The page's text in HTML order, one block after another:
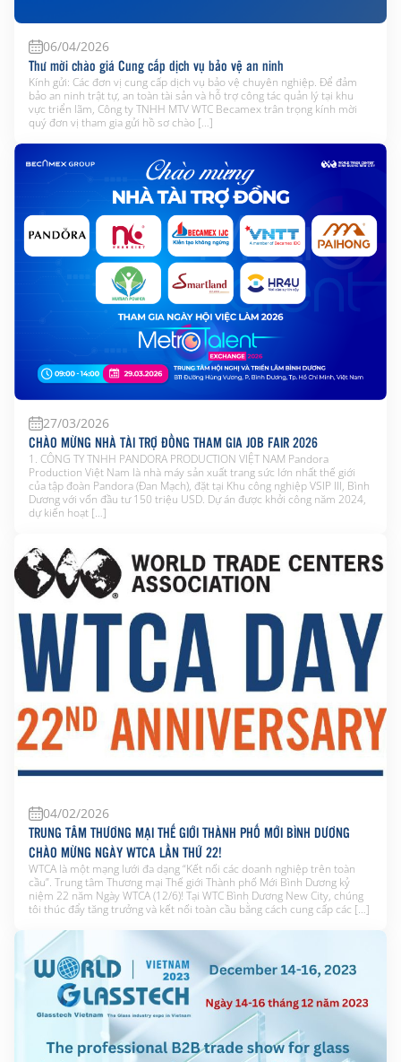
06/04/2026
Thư mời chào giá Cung cấp dịch vụ bảo vệ an ninh
Kính gửi: Các đơn vị cung cấp dịch vụ bảo vệ chuyên nghiệp. Để đảm
bảo an ninh trật tự, an toàn tài sản và hỗ trợ công tác quản lý tại khu
vực triển lãm, Công ty TNHH MTV WTC Becamex trân trọng kính mời
quý đơn vị tham gia gửi hồ sơ chào […]
27/03/2026
CHÀO MỪNG NHÀ TÀI TRỢ ĐỒNG THAM GIA JOB FAIR 2026
1. CÔNG TY TNHH PANDORA PRODUCTION VIỆT NAM Pandora
Production Việt Nam là nhà máy sản xuất trang sức lớn nhất thế giới
của tập đoàn Pandora (Đan Mạch), đặt tại Khu công nghiệp VSIP III, Bình
Dương với vốn đầu tư 150 triệu USD. Dự án được khởi công năm 2024,
dự kiến hoạt […]
04/02/2026
TRUNG TÂM THƯƠNG MẠI THẾ GIỚI THÀNH PHỐ MỚI BÌNH DƯƠNG
CHÀO MỪNG NGÀY WTCA LẦN THỨ 22!
WTCA là một mạng lưới đa dạng “Kết nối các doanh nghiệp trên toàn
cầu”. Trung tâm Thương mại Thế giới Thành phố Mới Bình Dương kỷ
niệm 22 năm Ngày WTCA (12/6)! Tại WTC Bình Dương New City, chúng
tôi thúc đẩy tăng trưởng và kết nối toàn cầu bằng cách cung cấp các […]